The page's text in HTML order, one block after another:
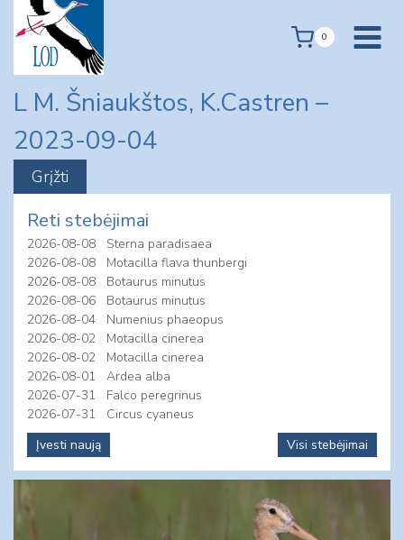
content
0
L M. Šniaukštos, K.Castren –
2023-09-04
Reti stebėjimai
2026-08-08
Sterna paradisaea
2026-08-08
Motacilla flava thunbergi
2026-08-08
Botaurus minutus
2026-08-06
Botaurus minutus
2026-08-04
Numenius phaeopus
2026-08-02
Motacilla cinerea
2026-08-02
Motacilla cinerea
2026-08-01
Ardea alba
2026-07-31
Falco peregrinus
2026-07-31
Circus cyaneus
Įvesti naują
Visi stebėjimai